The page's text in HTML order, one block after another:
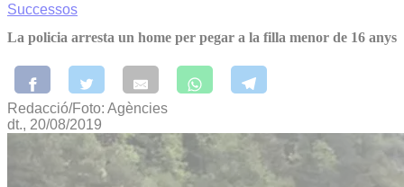
Successos
La policia arresta un home per pegar a la filla menor de 16 anys
Redacció/Foto: Agències
dt., 20/08/2019